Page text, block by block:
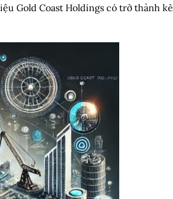
Gold Coast Holdings có trở thành kẻ